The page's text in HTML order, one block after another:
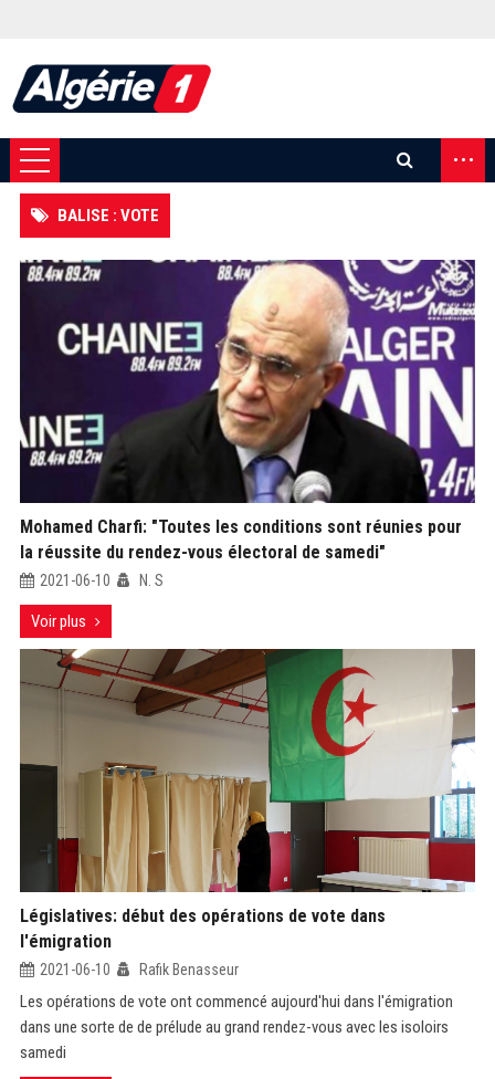
...
BALISE : VOTE
Mohamed Charfi: "Toutes les conditions sont réunies pour
la réussite du rendez-vous électoral de samedi"
2021-06-10 N. S
Voir plus
Législatives: début des opérations de vote dans
l'émigration
2021-06-10 Rafik Benasseur
Les opérations de vote ont commencé aujourd'hui dans l'émigration
dans une sorte de de prélude au grand rendez-vous avec les isoloirs
samedi